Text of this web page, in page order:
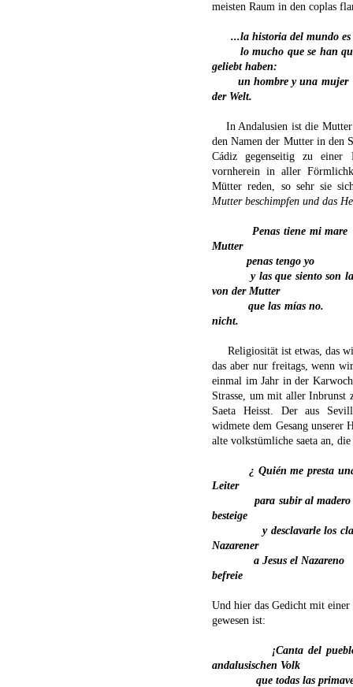
meisten Raum in den coplas
...la historia del mundo es
lo mucho que se han
geliebt haben:
un hombre y una mujer
der Welt.
In Andalusien ist die
den Namen der Mutter in den
Cádiz gegenseitig zu einer
vornherein in aller
Mütter reden, so sehr sie
Mutter beschimpfen und das
Penas tiene mi mare
Mutter
penas tengo yo
y las que siento son
von der Mutter
que las mías no.
nicht.
Religiosität ist etwas, das
das aber nur freitags, wenn
einmal im Jahr in der
Strasse, um mit aller Inbrunst
Saeta Heisst. Der aus
widmete dem Gesang unserer
alte volkstümliche saeta an,
¿ Quién me presta
Leiter
para subir al madero
besteige
y desclavarle los
Nazarener
a Jesus el Nazareno
befreie
Und hier das Gedicht mit
gewesen ist:
¡Canta del
andalusischen Volk
que todas las